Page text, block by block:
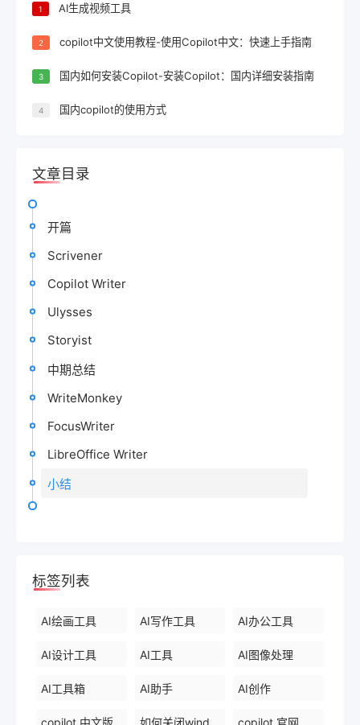
1 AI生成视频工具
2 copilot中文使用教程-使用Copilot中文：快速上手指南
3 国内如何安装Copilot-安装Copilot：国内详细安装指南
4 国内copilot的使用方式
文章目录
开篇
Scrivener
Copilot Writer
Ulysses
Storyist
中期总结
WriteMonkey
FocusWriter
LibreOffice Writer
小结
标签列表
AI绘画工具 AI写作工具 AI办公工具
AI设计工具 AI工具 AI图像处理
AI工具箱 AI助手 AI创作
copilot 中文版